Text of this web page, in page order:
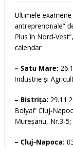
Ultimele
antreprenoriale”
Plus în Nord-
calendar:
– Satu Mare:
Industrie și
– Bistrița:
Bolyai” Cluj-
Mureșanu, Nr.3-5;
– Cluj-Napoca: